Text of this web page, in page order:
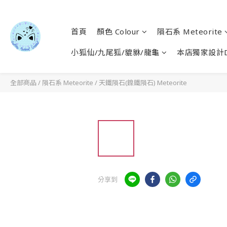
首頁 顏色 Colour 隕石系 Meteorite
小狐仙/九尾狐/貔貅/龍龜 本店獨家設計
全部商品 / 隕石系 Meteorite / 天鐵隕石(鎳鐵隕石) Meteorite
分享到